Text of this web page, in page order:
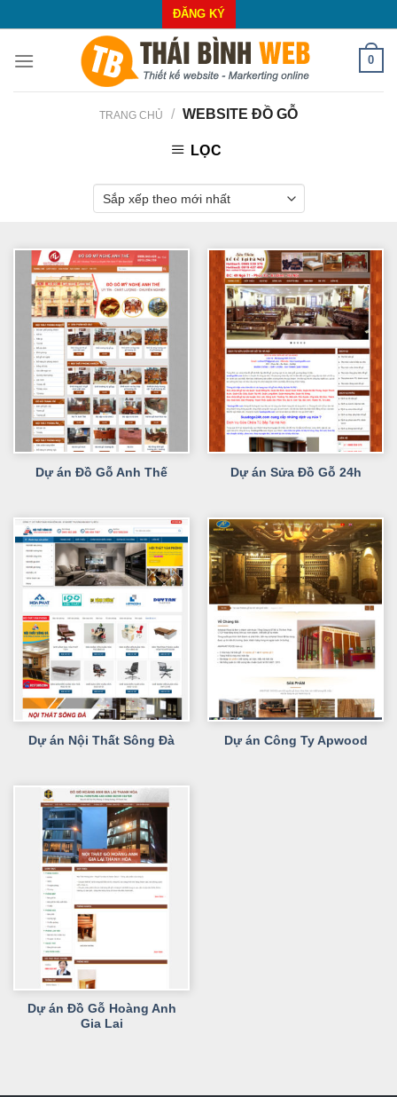
to
content
ĐĂNG KÝ
0
TRANG CHỦ / WEBSITE ĐỒ GỖ
LỌC
Dự án Đồ Gỗ Anh Thế Dự án Sửa Đồ Gỗ 24h
Dự án Nội Thất Sông Đà Dự án Công Ty Apwood
Dự án Đồ Gỗ Hoàng Anh
Gia Lai